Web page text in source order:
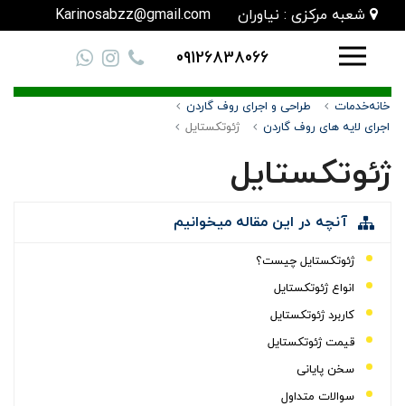
شعبه مرکزی : نیاوران Karinosabzz@gmail.com
09126838066
خانهخدمات
طراحی و اجرای روف گاردن
اجرای لایه های روف گاردن
ژئوتکستایل
ژئوتکستایل
آنچه در این مقاله میخوانیم
ژئوتکستایل چیست؟
انواع ژئوتکستایل
کاربرد ژئوتکستایل
قیمت ژئوتکستایل
سخن پایانی
سوالات متداول